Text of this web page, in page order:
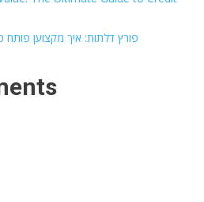
פורץ דלתות: איך מקצוען פותח